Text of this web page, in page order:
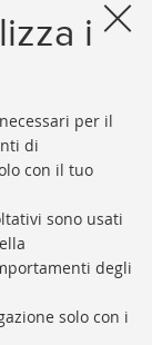
i
per il
di
con il tuo
sono usati
degli
solo con i